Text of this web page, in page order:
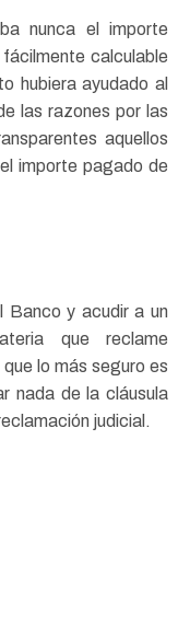
nunca el importe
calculable
hubiera ayudado al
las razones por las
aquellos
importe pagado de
Banco y acudir a un
que reclame
lo más seguro es
nada de la cláusula
judicial.